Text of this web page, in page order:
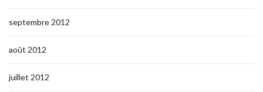
septembre 2012
août 2012
juillet 2012